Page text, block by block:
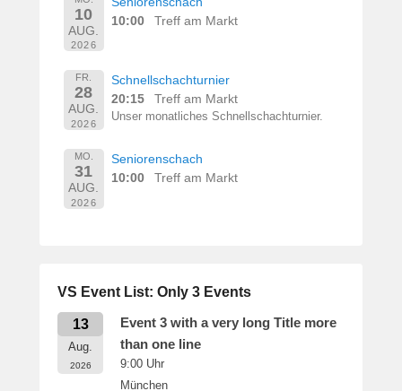
10
AUG.
2026
10:00
Treff am Markt
FR.
28
AUG.
2026
Schnellschachturnier
20:15
Treff am Markt
Unser monatliches Schnellschachturnier.
MO.
31
AUG.
2026
Seniorenschach
10:00
Treff am Markt
VS Event List: Only 3 Events
13
Aug.
2026
Event 3 with a very long Title more
than one line
9:00 Uhr
München